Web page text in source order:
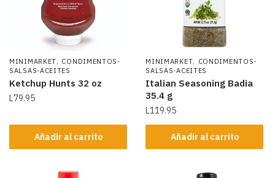
MINIMARKET, CONDIMENTOS-
SALSAS-ACEITES
Ketchup Hunts 32 oz
L79.95
Añadir al carrito
MINIMARKET, CONDIMENTOS-
SALSAS-ACEITES
Italian Seasoning Badia
35.4 g
L119.95
Añadir al carrito